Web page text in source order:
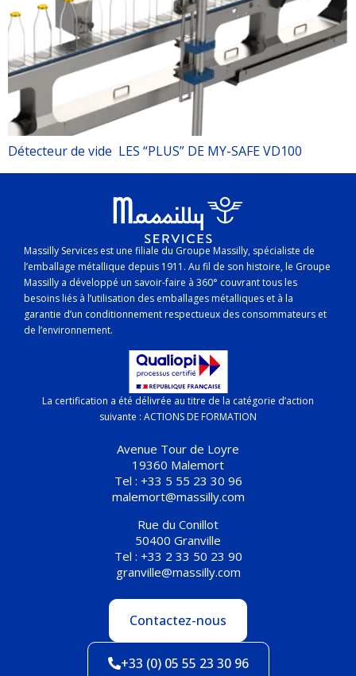
Détecteur de vide LES “PLUS” DE MY-SAFE VD100
Massilly Services est une filiale du Groupe Massilly, spécialiste de
l’emballage métallique depuis 1911. Au fil de son histoire, le Groupe
Massilly a développé un savoir-faire à 360° couvrant tous les
besoins liés à l’utilisation des emballages métalliques et à la
garantie d’un conditionnement respectueux des consommateurs et
de l’environnement.
La certification a été délivrée au titre de la catégorie d’action
suivante : ACTIONS DE FORMATION
Avenue Tour de Loyre
19360 Malemort
Tel : +33 5 55 23 30 96
malemort@massilly.com
Rue du Conillot
50400 Granville
Tel : +33 2 33 50 23 90
granville@massilly.com
Contactez-nous
+33 (0) 05 55 23 30 96